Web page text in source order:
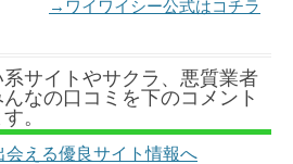
→ワイワイシー公式はコチラ
サイトやサクラ、悪質業者
なの口コミを下のコメント
。
会える優良サイト情報へ